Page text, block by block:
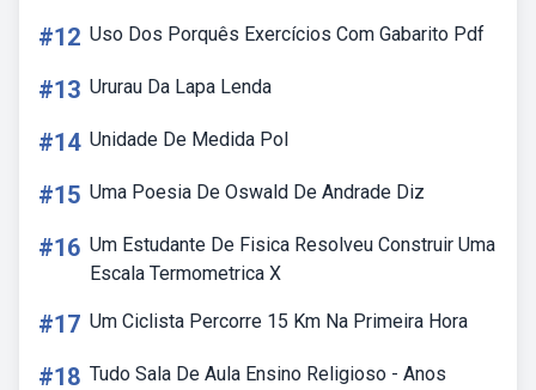
#12 Uso Dos Porquês Exercícios Com Gabarito Pdf
#13 Ururau Da Lapa Lenda
#14 Unidade De Medida Pol
#15 Uma Poesia De Oswald De Andrade Diz
#16 Um Estudante De Fisica Resolveu Construir Uma
Escala Termometrica X
#17 Um Ciclista Percorre 15 Km Na Primeira Hora
#18 Tudo Sala De Aula Ensino Religioso - Anos